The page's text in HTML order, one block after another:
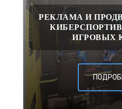
РЕКЛАМА И
ИГРОВЫХ